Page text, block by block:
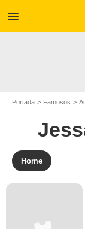
menu
Portada Famosos
Home